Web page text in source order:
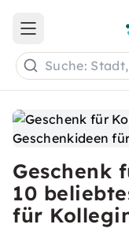
Geschenk
10
für
Open main menu
Suche: